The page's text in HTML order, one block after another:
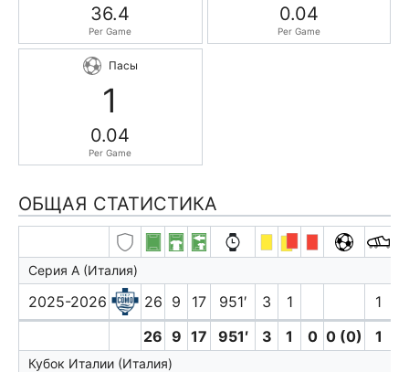
36.4
Per Game
0.04
Per Game
Пасы
1
0.04
Per Game
ОБЩАЯ СТАТИСТИКА
Серия А (Италия)
2025-2026 26 9 17 951′ 3 1
1
26 9 17 951′ 3 1 0 0 (0) 1
Кубок Италии (Италия)